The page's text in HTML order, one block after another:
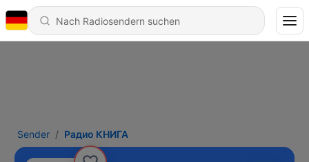
Sender Радио КНИГА